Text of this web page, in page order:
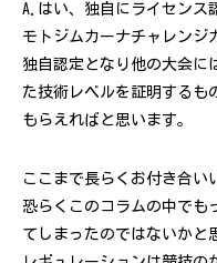
A.はい、独自にライセンス
モトジムカーナチャレンジ
独自認定となり他の大会に
た技術レベルを証明するも
もらえればと思います。
ここまで長らくお付き合い
恐らくこのコラムの中でも
てしまったのではないかと